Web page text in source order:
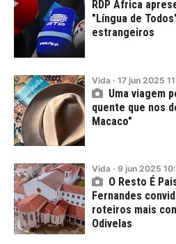
RDP África
"Língua de
estrangeiros
Vida · 17 jun 2025
Uma viagem
quente que nos
Macaco"
Vida · 9 jun 2025
O Resto É
Fernandes
roteiros mais
Odivelas